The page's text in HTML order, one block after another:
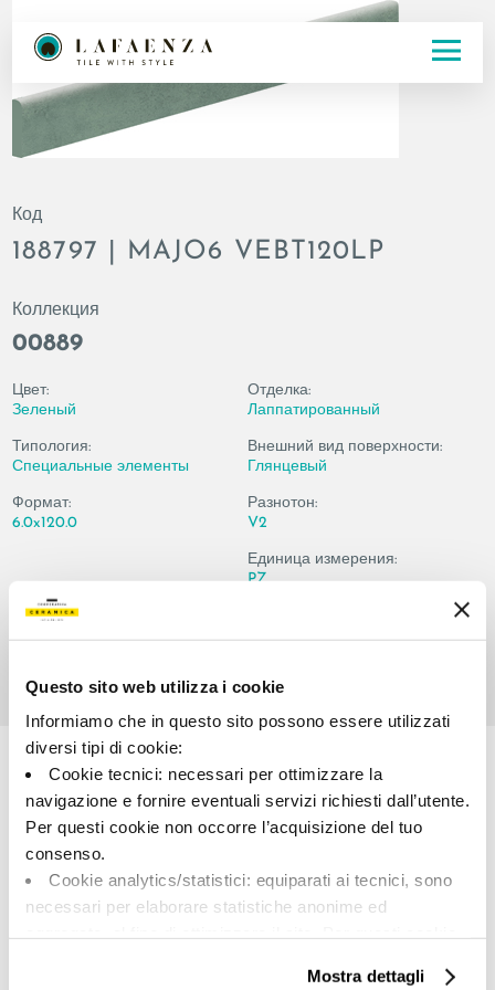
Questo sito web utilizza i cookie
Informiamo che in questo sito possono essere utilizzati
diversi tipi di cookie:
Cookie tecnici: necessari per ottimizzare la
navigazione e fornire eventuali servizi richiesti dall’utente.
Per questi cookie non occorre l’acquisizione del tuo
consenso.
Cookie analytics/statistici: equiparati ai tecnici, sono
necessari per elaborare statistiche anonime ed
Cookie di profilazione/marketing: sono utilizzati, solo
Mostra dettagli
Код
188797 | MAJO6 VEBT120LP
Коллекция
00889
Цвет:
Зеленый
Типология:
Специальные элементы
Формат:
6.0x120.0
Отделка:
Лаппатированный
Внешний вид поверхности:
Глянцевый
Разнотон:
V2
Единица измерения:
PZ
Share:
Via Vittorio Veneto, 13 - 40026 Imola (BO)